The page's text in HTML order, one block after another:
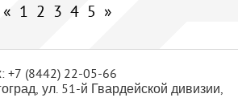
« 1 2 3 4 5 »
+7 (8442) 22-05-66
ул. 51-й Гвардейской дивизии,